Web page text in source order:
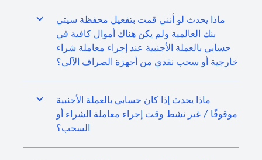
ماذا يحدث لو أنني قمت بتفعيل محفظة سيتي
بنك العالمية ولم يكن هناك أموال كافية في
حسابي بالعملة الأجنبية عند إجراء معاملة شراء
خارجية أو سحب نقدي من أجهزة الصراف الآلي؟
ماذا يحدث إذا كان حسابي بالعملة الأجنبية
موقوفًا / غير نشط وقت إجراء معاملة الشراء أو
السحب؟